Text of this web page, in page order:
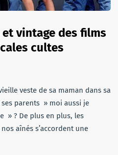
vintage des films
cultes
veste de sa maman dans sa
parents » moi aussi je
» ? De plus en plus, les
aînés s’accordent une